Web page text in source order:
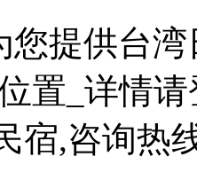
您提供台
置_详情
宿,咨询热